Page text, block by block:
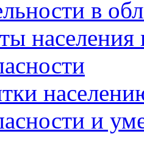
в
и